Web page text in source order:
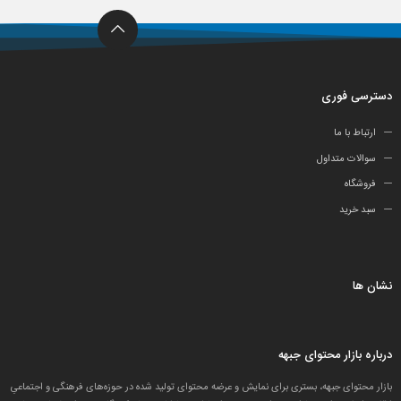
دسترسی فوری
ارتباط با ما
سوالات متداول
فروشگاه
سبد خرید
نشان ها
درباره بازار محتوای جبهه
بازار محتوای جبهه، بستری برای نمایش و عرضه محتوای تولید شده در حوزه‌های فرهنگی و اجتماعیِ